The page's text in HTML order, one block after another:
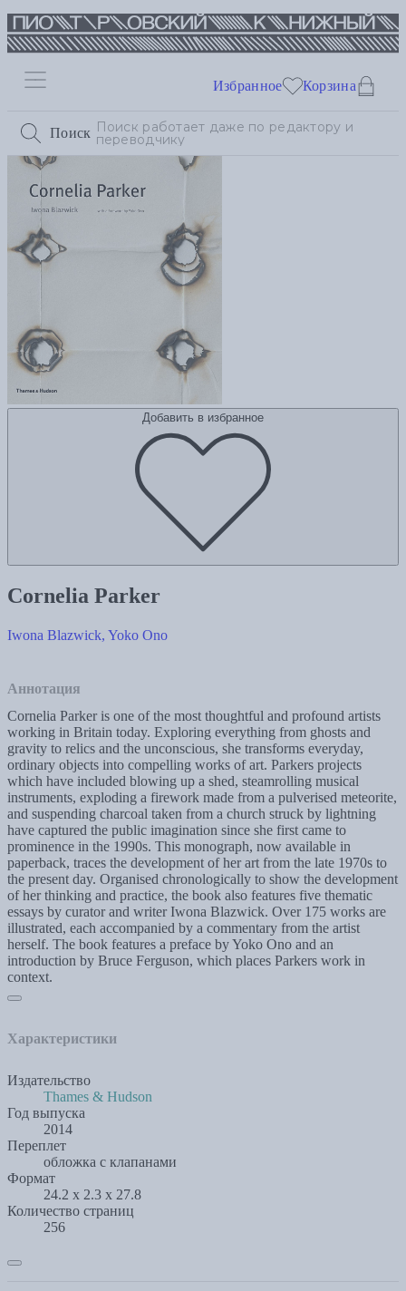
Поиск
Избранное Корзина
Добавить в избранное
Cornelia Parker
Iwona Blazwick, Yoko Ono
Аннотация
Cornelia Parker is one of the most thoughtful and profound artists
working in Britain today. Exploring everything from ghosts and
gravity to relics and the unconscious, she transforms everyday,
ordinary objects into compelling works of art. Parkers projects
which have included blowing up a shed, steamrolling musical
instruments, exploding a firework made from a pulverised meteorite,
and suspending charcoal taken from a church struck by lightning
have captured the public imagination since she first came to
prominence in the 1990s. This monograph, now available in
paperback, traces the development of her art from the late 1970s to
the present day. Organised chronologically to show the development
of her thinking and practice, the book also features five thematic
essays by curator and writer Iwona Blazwick. Over 175 works are
illustrated, each accompanied by a commentary from the artist
herself. The book features a preface by Yoko Ono and an
introduction by Bruce Ferguson, which places Parkers work in
context.
Характеристики
Издательство
Thames & Hudson
Год выпуска
2014
Переплет
обложка с клапанами
Формат
24.2 x 2.3 x 27.8
Количество страниц
256